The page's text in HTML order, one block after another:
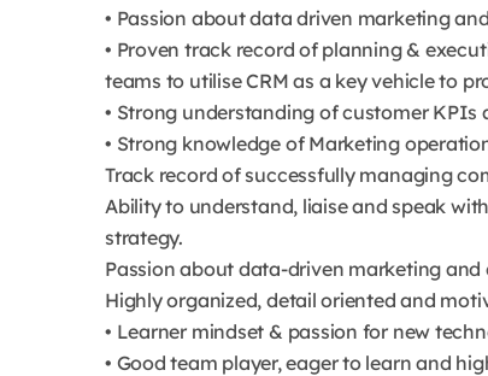
• Passion about data driven marketing
• Proven track record of planning &
teams to utilise CRM as a key vehicle to
• Strong understanding of customer
• Strong knowledge of Marketing
Track record of successfully managing
Ability to understand, liaise and speak
strategy.
Passion about data-driven marketing
Highly organized, detail oriented and
• Learner mindset & passion for new
• Good team player, eager to learn and